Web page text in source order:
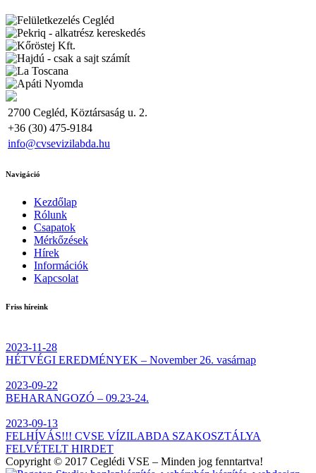
2700 Cegléd, Köztársaság u. 2.
+36 (30) 475-9184
info@cvsevizilabda.hu
Navigáció
Kezdőlap
Rólunk
Csapatok
Mérkőzések
Hírek
Információk
Kapcsolat
Friss híreink
2023-11-28
HÉTVÉGI EREDMÉNYEK – November 26. vasárnap
2023-09-22
BEHARANGOZÓ – 09.23-24.
2023-09-13
FELHÍVÁS!!! CVSE VÍZILABDA SZAKOSZTÁLYA
FELVÉTELT HIRDET
Copyright © 2017 Ceglédi VSE – Minden jog fenntartva!